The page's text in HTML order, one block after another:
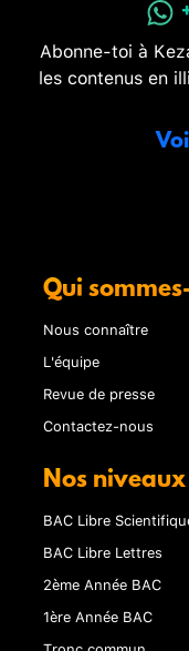
Abonne-toi à
les contenus en
Qui
Nous connaître
L'équipe
Revue de presse
Contactez-nous
Nos niveaux
BAC Libre
BAC Libre Lettres
2ème Année BAC
1ère Année BAC